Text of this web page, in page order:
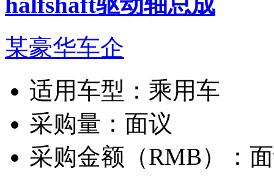
某豪华车企
适用车型： 乘用车
采购量： 面议
采购金额（RMB）：